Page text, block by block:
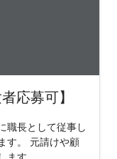
応募可】
職長として従事し
す。 元請けや顧